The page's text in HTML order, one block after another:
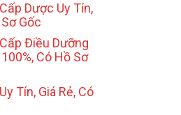
Dược Uy Tín,
Gốc
Điều Dưỡng
Có Hồ Sơ
Tín, Giá Rẻ, Có